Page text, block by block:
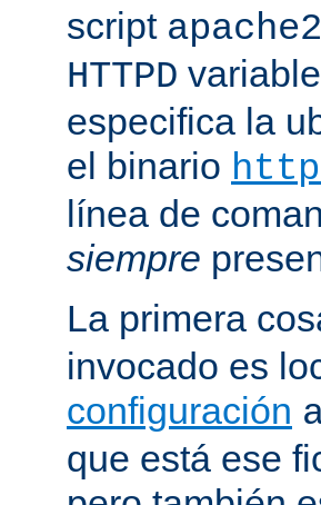
script
HTTPD
especifica la
el binario
línea de
siempre
La primera
invocado es
configuración
que está ese